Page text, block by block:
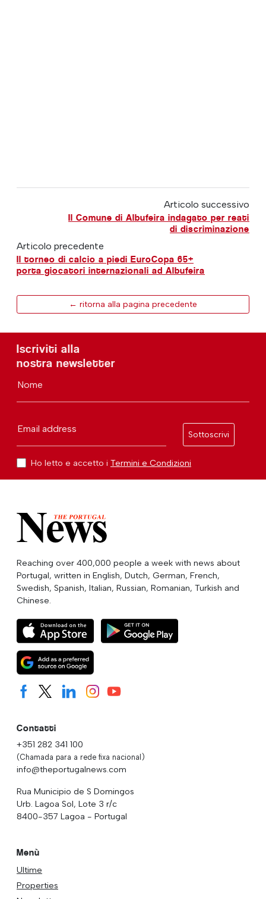
Articolo successivo
Il Comune di Albufeira indagato per reati
di discriminazione
Articolo precedente
Il torneo di calcio a piedi EuroCopa 65+
porta giocatori internazionali ad Albufeira
← ritorna alla pagina precedente
Iscriviti alla
nostra newsletter
Nome
Email address
Sottoscrivi
Ho letto e accetto i Termini e Condizioni
Reaching over 400,000 people a week with news about
Portugal, written in English, Dutch, German, French,
Swedish, Spanish, Italian, Russian, Romanian, Turkish and
Chinese.
Contatti
+351 282 341 100
(Chamada para a rede fixa nacional)
info@theportugalnews.com
Rua Municipio de S Domingos
Urb. Lagoa Sol, Lote 3 r/c
8400-357 Lagoa - Portugal
Menù
Ultime
Properties